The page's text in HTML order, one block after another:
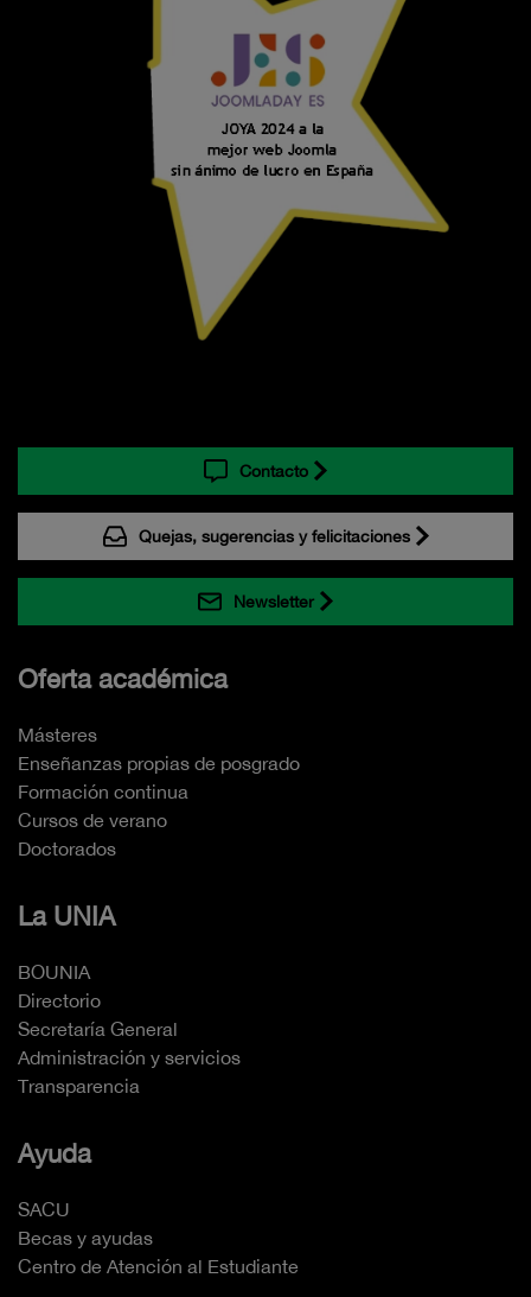
Contacto
Quejas, sugerencias y felicitaciones
Newsletter
Oferta académica
Másteres
Enseñanzas propias de posgrado
Formación continua
Cursos de verano
Doctorados
La UNIA
BOUNIA
Directorio
Secretaría General
Administración y servicios
Transparencia
Ayuda
SACU
Becas y ayudas
Centro de Atención al Estudiante